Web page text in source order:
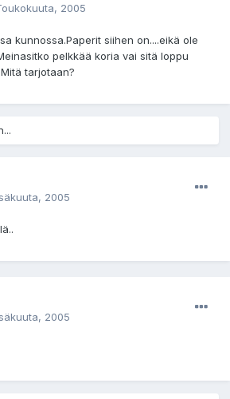
2005
kunnossa.Paperit siihen on....eikä ole
pelkkää koria vai sitä loppu
tarjotaan?
2005
2005